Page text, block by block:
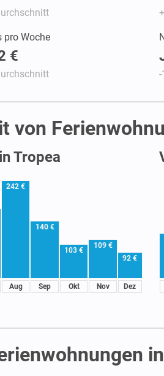
pro Woche
€
-
von
Tropea
242 €
Aug
140 €
Sep
103 €
Okt
109 €
Nov
92 €
Dez